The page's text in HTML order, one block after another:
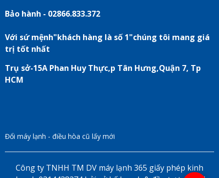
Bảo hành - 02866.833.372
Với sứ mệnh"khách hàng là số 1"chúng tôi mang giá
trị tốt nhất
Trụ sở-15A Phan Huy Thực,p Tân Hưng,Quận 7, Tp
HCM
Đổi máy lạnh - điều hòa cũ lấy mới
Công ty TNHH TM DV máy lạnh 365 giấy phép kinh